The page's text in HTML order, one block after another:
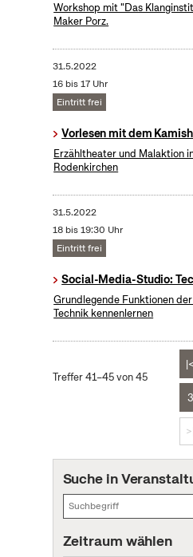
Workshop mit "Das
Maker Porz.
31.5.2022
16 bis 17 Uhr
Eintritt frei
Vorlesen mit dem
Erzähltheater und Malaktion
Rodenkirchen
31.5.2022
18 bis 19:30 Uhr
Eintritt frei
Social-Media-Studio:
Grundlegende Funktionen
Technik kennenlernen
Treffer 41–45 von 45
|<
3
>|
Suche in
Zeitraum wählen